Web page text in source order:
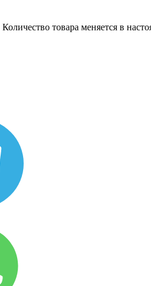
Количество товара меняется в